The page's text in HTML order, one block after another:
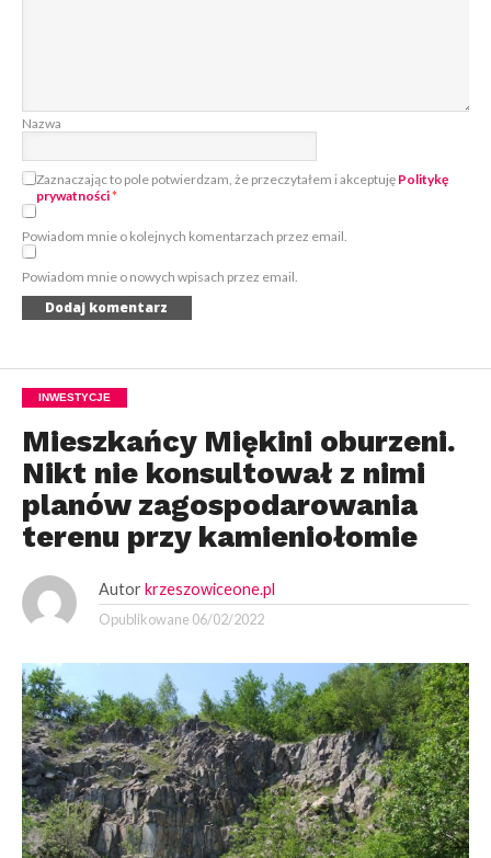
Nazwa
Zaznaczając to pole potwierdzam, że przeczytałem i akceptuję Politykę
prywatności*
Powiadom mnie o kolejnych komentarzach przez email.
Powiadom mnie o nowych wpisach przez email.
INWESTYCJE
Mieszkańcy Miękini oburzeni.
Nikt nie konsultował z nimi
planów zagospodarowania
terenu przy kamieniołomie
Autor krzeszowiceone.pl
Opublikowane 06/02/2022